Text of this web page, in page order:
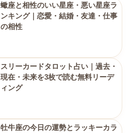
蠍座と相性のいい星座・悪い星座ラ
ンキング｜恋愛・結婚・友達・仕事
の相性
スリーカードタロット占い｜過去・
現在・未来を3枚で読む無料リーデ
ィング
牡牛座の今日の運勢とラッキーカラ